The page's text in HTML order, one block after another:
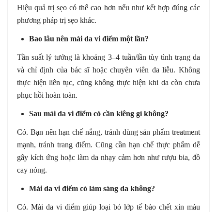
Hiệu quả trị sẹo có thể cao hơn nếu như kết hợp đúng các
phương pháp trị sẹo khác.
Bao lâu nên mài da vi điểm một lần?
Tần suất lý tưởng là khoảng 3–4 tuần/lần tùy tình trạng da
và chỉ định của bác sĩ hoặc chuyên viên da liễu. Không
thực hiện liên tục, cũng không thực hiện khi da còn chưa
phục hồi hoàn toàn.
Sau mài da vi điểm có cần kiêng gì không?
Có. Bạn nên hạn chế nắng, tránh dùng sản phẩm treatment
mạnh, tránh trang điểm. Cũng cần hạn chế thực phẩm dễ
gây kích ứng hoặc làm da nhạy cảm hơn như rượu bia, đồ
cay nóng.
Mài da vi điểm có làm sáng da không?
Có. Mài da vi điểm giúp loại bỏ lớp tế bào chết xỉn màu